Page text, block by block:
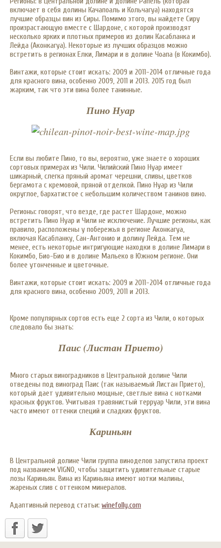
включает в себя долины Качапоаль и Кольчагуа) находятся
лучшие образцы вин из Сиры. Помимо этого, вы найдете Сиру
произрастающую вместе с Шардоне, с которой производят
несколько ярких и плотных примеров из долин Касабланка и
Лейда (Аконкагуа). Некоторые из лучших образцов можно
встретить в регионах Елки, Лимари и в долине Чоапа (в Кокимбо).
Винтажи, которые стоит искать: 2009 и 2011-2014 отличные года
для красного вина, особенно 2009, 2011 и 2013. 2015 год был
жарким, так что эти вина более танинные.
Пино Нуар
Если вы любите Пино, то вы, вероятно, уже знаете о хороших
сортовых примерах из Чили. Чилийский Пино Нуар имеет
шикарный, слегка пряный аромат черешни, сливы, цветков
бергамота с кремовой, пряной отделкой. Пино Нуар из Чили
округлое, бархатистое с небольшим количеством танинов вино.
Регионы: говорят, что везде, где растет Шардоне, можно
встретить Пино Нуар и Чили не исключение. Лучшие регионы, как
правило, расположены у побережья в регионе Аконкагуа,
включая Касабланку, Сан-Антонио и долину Лейда. Тем не
менее, есть некоторые интригующие находки в долине Лимари в
Кокимбо, Био-Био и в долине Мальеко в Южном регионе. Они
более утонченные и цветочные.
Винтажи, которые стоит искать: 2009 и 2011-2014 отличные года
для красного вина, особенно 2009, 2011 и 2013.
Кроме популярных сортов есть еще 2 сорта из Чили, о которых
следовало бы знать:
Паис (Листан Прието)
Много старых виноградников в Центральной долине Чили
отведены под виноград Паис (так называемый Листан Прието),
который дает удивительно мощные, светлые вина с нотками
красных фруктов. Учитывая травянистый терруар Чили, эти вина
часто имеют оттенки специй и сладких фруктов.
Кариньян
В Центральной долине Чили группа виноделов запустила проект
под названием VIGNO, чтобы защитить удивительные старые
лозы Кариньян. Вина из Кариньяна имеют нотки малины,
жареных слив с оттенком минералов.
Адаптивный перевод статьи: winefolly.com